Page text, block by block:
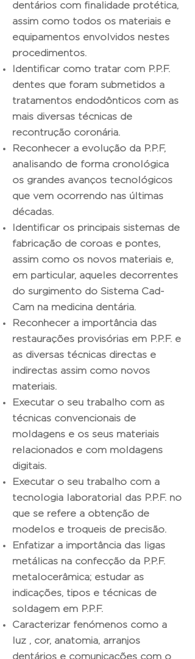
dentários com finalidade protética,
assim como todos os materiais e
equipamentos envolvidos nestes
procedimentos.
Identificar como tratar com P.P.F.
dentes que foram submetidos a
tratamentos endodônticos com as
mais diversas técnicas de
recontrução coronária.
Reconhecer a evolução da P.P.F,
analisando de forma cronológica
os grandes avanços tecnológicos
que vem ocorrendo nas últimas
décadas.
Identificar os principais sistemas de
fabricação de coroas e pontes,
assim como os novos materiais e,
em particular, aqueles decorrentes
do surgimento do Sistema Cad-
Cam na medicina dentária.
Reconhecer a importância das
restaurações provisórias em P.P.F. e
as diversas técnicas directas e
indirectas assim como novos
materiais.
Executar o seu trabalho com as
técnicas convencionais de
moldagens e os seus materiais
relacionados e com moldagens
digitais.
Executar o seu trabalho com a
tecnologia laboratorial das P.P.F. no
que se refere a obtenção de
modelos e troqueis de precisão.
Enfatizar a importância das ligas
metálicas na confecção da P.P.F.
metalocerâmica; estudar as
indicações, tipos e técnicas de
soldagem em P.P.F.
Caracterizar fenómenos como a
luz , cor, anatomia, arranjos
dentários e comunicações com o